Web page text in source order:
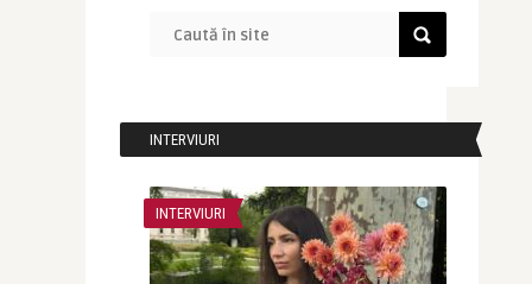
INTERVIURI
INTERVIURI